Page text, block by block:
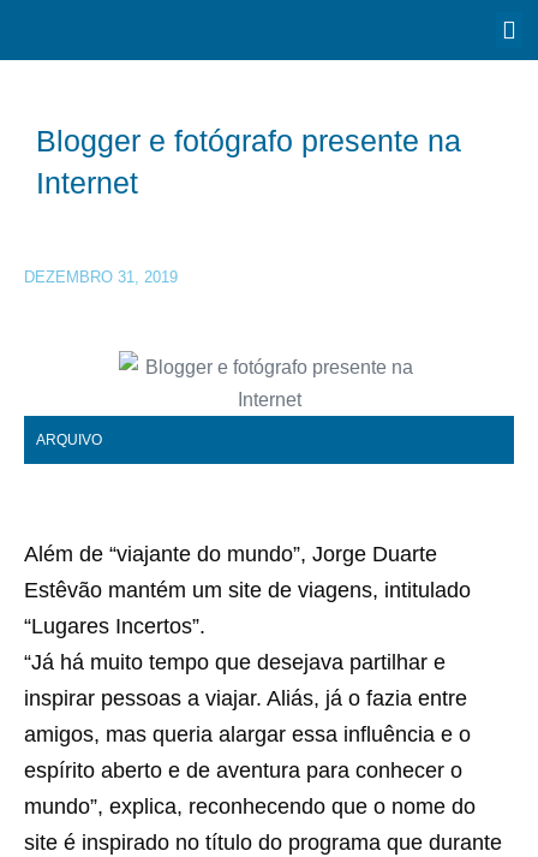
Blogger e fotógrafo presente na
Internet
DEZEMBRO 31, 2019
ARQUIVO
Além de “viajante do mundo”, Jorge Duarte
Estêvão mantém um site de viagens, intitulado
“Lugares Incertos”.
“Já há muito tempo que desejava partilhar e
inspirar pessoas a viajar. Aliás, já o fazia entre
amigos, mas queria alargar essa influência e o
espírito aberto e de aventura para conhecer o
mundo”, explica, reconhecendo que o nome do
site é inspirado no título do programa que durante